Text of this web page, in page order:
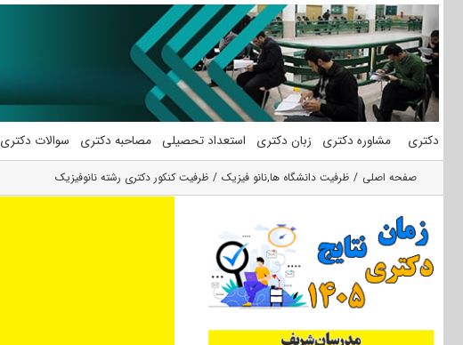
محتوا
دکتری مشاوره دکتری زبان دکتری استعداد تحصیلی مصاحبه دکتری سوالات دکتری
صفحه اصلی ظرفیت دانشگاه ها,نانو فیزیک ظرفیت کنکور دکتری رشته ﻧﺎﻧﻮﻓﻴﺰیک